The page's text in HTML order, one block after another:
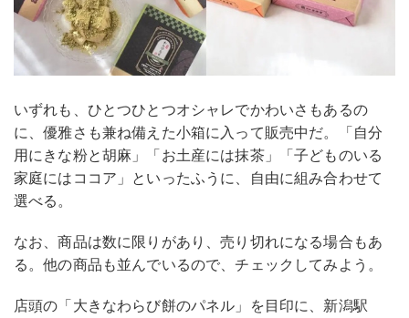
いずれも、ひとつひとつオシャレでかわいさもあるの
に、優雅さも兼ね備えた小箱に入って販売中だ。「自分
用にきな粉と胡麻」「お土産には抹茶」「子どものいる
家庭にはココア」といったふうに、自由に組み合わせて
選べる。
なお、商品は数に限りがあり、売り切れになる場合もあ
る。他の商品も並んでいるので、チェックしてみよう。
店頭の「大きなわらび餅のパネル」を目印に、新潟駅